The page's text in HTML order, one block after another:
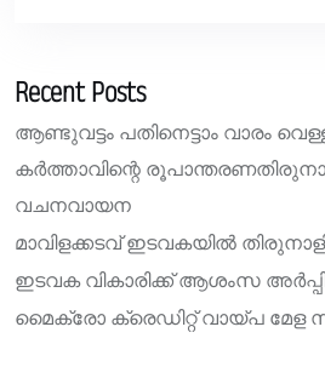
Recent Posts
ആണ്ടുവട്ടം പതിനെട്ടാം വാരം
കർത്താവിന്റെ
വചനവായന
മാവിളക്കടവ് ഇടവകയിൽ
ഇടവക വികാരിക്ക് ആശംസ
മൈക്രോ ക്രെഡിറ്റ് വായ്പ മേള